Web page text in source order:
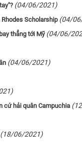
(04/06/2021)
Scholarship (04/
thẳng tới Mỹ (04/06/
(04/06/2021)
cứ hải quân Campuchia
(18/06/2021)